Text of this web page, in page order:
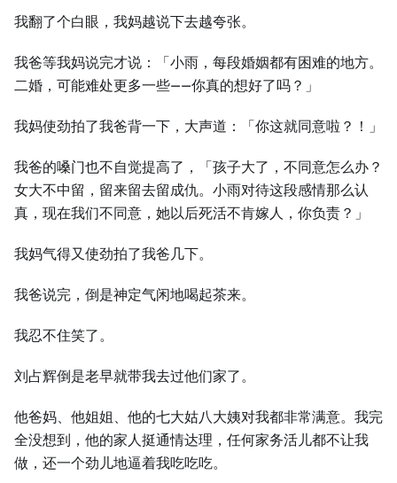
我翻了个白眼，我妈越说下去越夸张。
我爸等我妈说完才说：「小雨，每段婚姻都有困难的地方。
二婚，可能难处更多一些——你真的想好了吗？」
我妈使劲拍了我爸背一下，大声道：「你这就同意啦？！」
我爸的嗓门也不自觉提高了，「孩子大了，不同意怎么办？
女大不中留，留来留去留成仇。小雨对待这段感情那么认
真，现在我们不同意，她以后死活不肯嫁人，你负责？」
我妈气得又使劲拍了我爸几下。
我爸说完，倒是神定气闲地喝起茶来。
我忍不住笑了。
刘占辉倒是老早就带我去过他们家了。
他爸妈、他姐姐、他的七大姑八大姨对我都非常满意。我完
全没想到，他的家人挺通情达理，任何家务活儿都不让我
做，还一个劲儿地逼着我吃吃吃。